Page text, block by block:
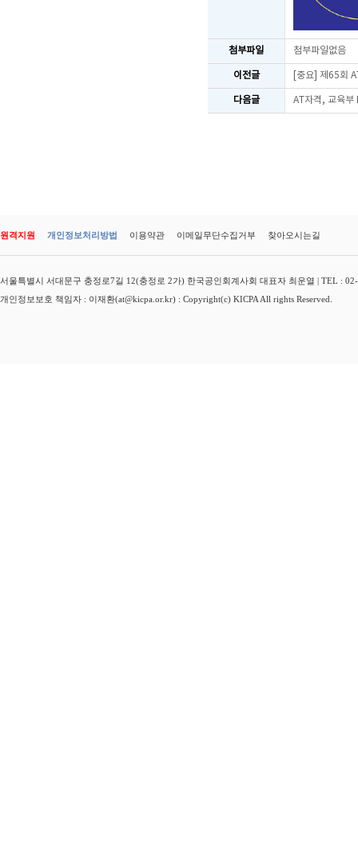
첨부파일 첨부파일없음
이전글 [중요] 제65회
다음글 AT자격, 교육부
원격지원 개인정보처리방법 이용약관 이메일무단수집거부 찾아오시는길
서울특별시 서대문구 충정로7길 12(충정로 2가) 한국공인회계사회 대표자 최운열 | TEL :
개인정보보호 책임자 : 이재환(at@kicpa.or.kr) : Copyright(c) KICPA All rights Reserved.